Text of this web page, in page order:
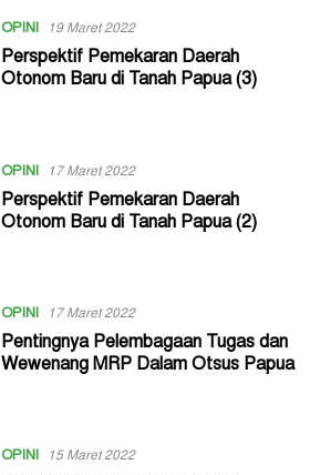
OPINI 19 Maret 2022
Perspektif Pemekaran Daerah
Otonom Baru di Tanah Papua (3)
OPINI 17 Maret 2022
Perspektif Pemekaran Daerah
Otonom Baru di Tanah Papua (2)
OPINI 17 Maret 2022
Pentingnya Pelembagaan Tugas dan
Wewenang MRP Dalam Otsus Papua
OPINI 15 Maret 2022